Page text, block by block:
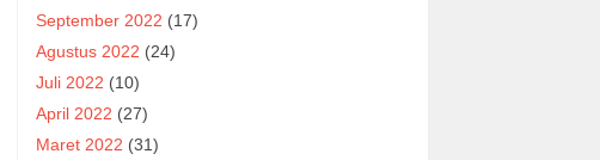
September 2022 (17)
Agustus 2022 (24)
Juli 2022 (10)
April 2022 (27)
Maret 2022 (31)